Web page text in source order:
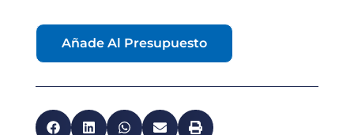
Añade Al Presupuesto